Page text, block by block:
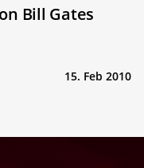
Bill Gates
15. Feb 2010